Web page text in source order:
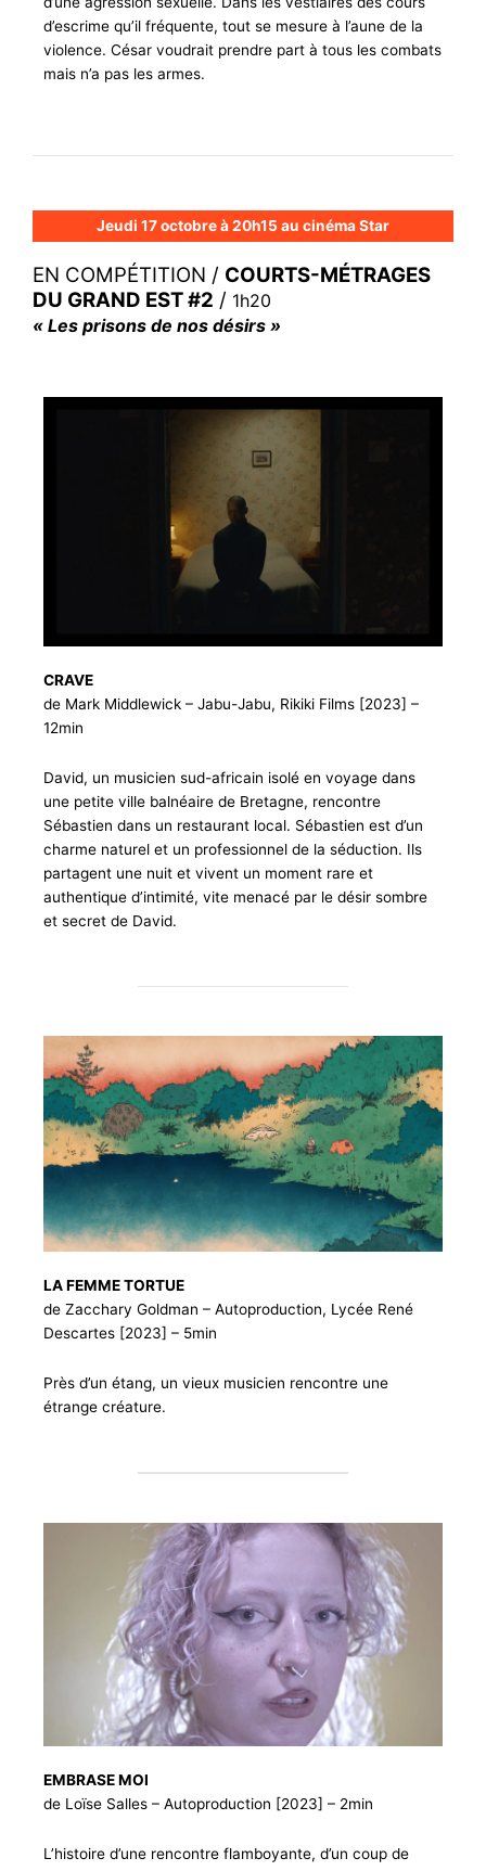
d’escrime qu’il fréquente, tout se mesure à l’aune de la
violence. César voudrait prendre part à tous les combats
mais n’a pas les armes.
Jeudi 17 octobre à 20h15 au cinéma Star
EN COMPÉTITION / COURTS-MÉTRAGES
DU GRAND EST#2 / 1h20
« Les prisons de nos désirs »
CRAVE
de Mark Middlewick – Jabu-Jabu, Rikiki Films [2023] –
12min
David, un musicien sud-africain isolé en voyage dans
une petite ville balnéaire de Bretagne, rencontre
Sébastien dans un restaurant local. Sébastien est d’un
charme naturel et un professionnel de la séduction. Ils
partagent une nuit et vivent un moment rare et
authentique d’intimité, vite menacé par le désir sombre
et secret de David.
LA FEMME TORTUE
de Zacchary Goldman – Autoproduction, Lycée René
Descartes [2023] – 5min
Près d’un étang, un vieux musicien rencontre une
étrange créature.
EMBRASE MOI
de Loïse Salles – Autoproduction [2023] – 2min
L’histoire d’une rencontre flamboyante, d’un coup de